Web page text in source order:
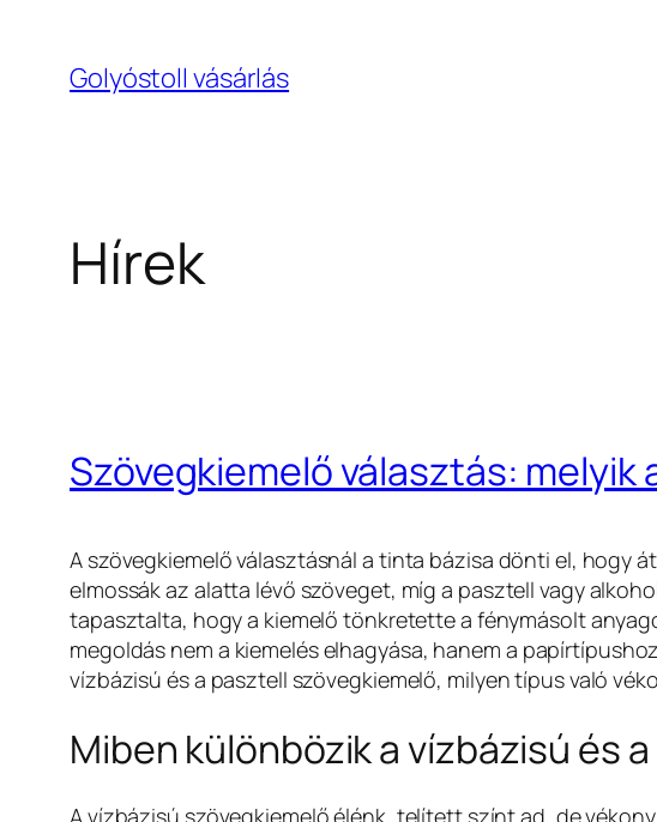
tartalomhoz
Golyóstoll vásárlás
Hírek
Szövegkiemelő választás: melyik
A szövegkiemelő választásnál a tinta bázisa dönti el, hogy
elmossák az alatta lévő szöveget, míg a pasztell vagy
tapasztalta, hogy a kiemelő tönkretette a fénymásolt
megoldás nem a kiemelés elhagyása, hanem a
vízbázisú és a pasztell szövegkiemelő, milyen típus való
Miben különbözik a vízbázisú és